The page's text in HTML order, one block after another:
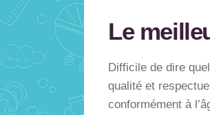
Le
Difficile de dire
qualité et
conformément à